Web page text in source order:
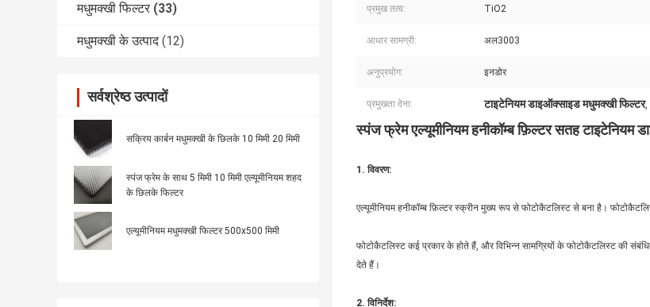
मधुमक्खी फिल्टर (33)
मधुमक्खी के उत्पाद (12)
सर्वश्रेष्ठ उत्पादों
सक्रिय कार्बन मधुमक्खी के छिलके 10 मिमी 20 मिमी
स्पंज फ्रेम के साथ 5 मिमी 10 मिमी एल्यूमीनियम शहद
के छिलके फिल्टर
एल्यूमीनियम मधुमक्खी फिल्टर 500x500 मिमी
प्रमुख तत्व: TiO2
आधार सामग्री: अल3003
अनुप्रयोग: इनडोर
प्रमुखता देना: टाइटेनियम डाइऑक्साइड मधुमक्खी फिल्टर,
स्पंज फ्रेम एल्यूमीनियम हनीकॉम्ब फ़िल्टर सतह
1. विवरण:
एल्यूमीनियम हनीकॉम्ब फ़िल्टर स्क्रीन मुख्य रूप से फोटोकैटलिस्ट से बना है।
फोटोकैटलिस्ट कई प्रकार के होते हैं, और विभिन्न सामग्रियों के फोटोकैटलिस्ट की
देते हैं।
2. विनिर्देश: